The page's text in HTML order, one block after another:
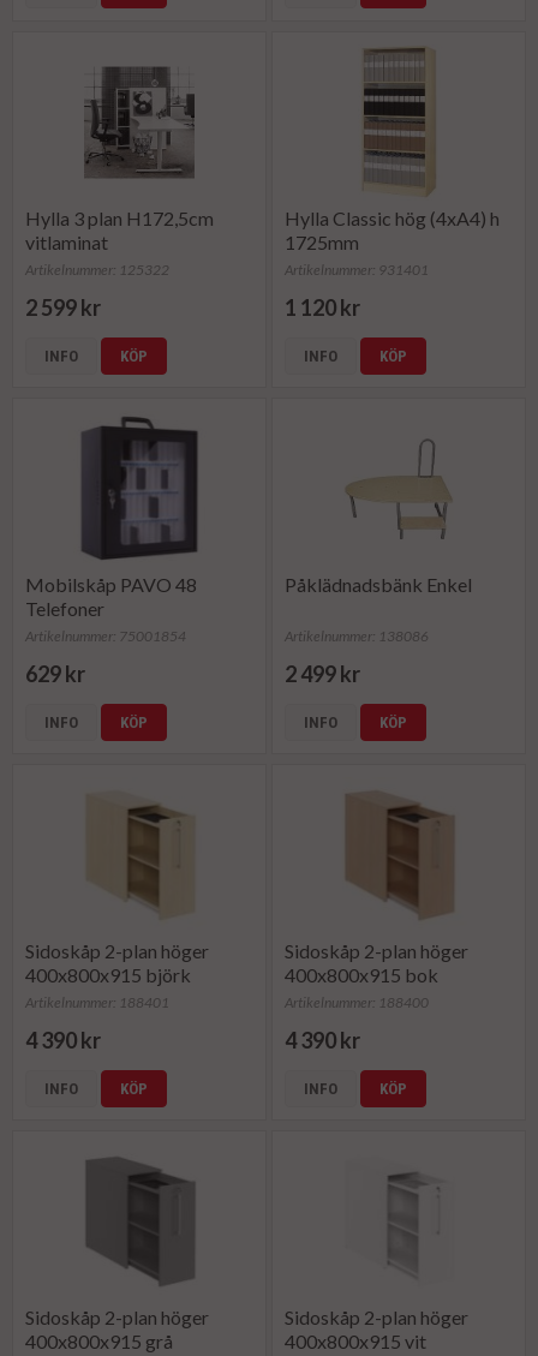
Hylla 3 plan H172,5cm
vitlaminat
Artikelnummer: 125322
2 599 kr
INFO KÖP
Hylla Classic hög (4xA4) h
1725mm
Artikelnummer: 931401
1 120 kr
INFO KÖP
Mobilskåp PAVO 48
Telefoner
Artikelnummer: 75001854
629 kr
INFO KÖP
Påklädnadsbänk Enkel
Artikelnummer: 138086
2 499 kr
INFO KÖP
Sidoskåp 2-plan höger
400x800x915 björk
Artikelnummer: 188401
4 390 kr
INFO KÖP
Sidoskåp 2-plan höger
400x800x915 bok
Artikelnummer: 188400
4 390 kr
INFO KÖP
Sidoskåp 2-plan höger
400x800x915 grå
Sidoskåp 2-plan höger
400x800x915 vit